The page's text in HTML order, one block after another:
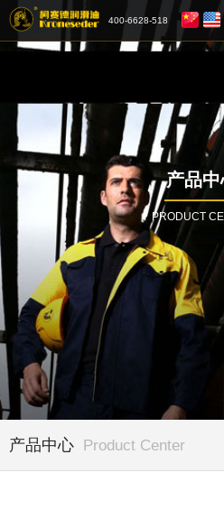
400-6628-518
产品中
PRODUCT
产品中心 Product Center